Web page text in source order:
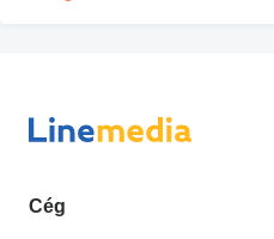
Cég